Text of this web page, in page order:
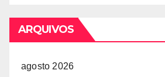
ARQUIVOS
agosto 2026